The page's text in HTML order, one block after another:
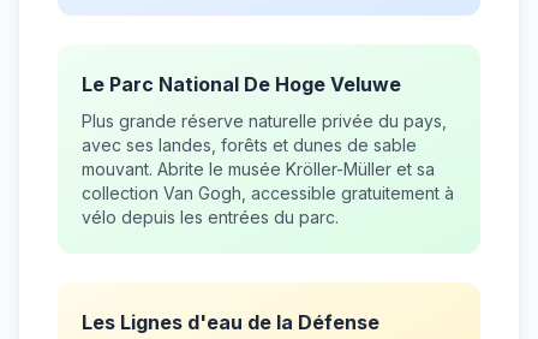
Le Parc National De Hoge Veluwe
Plus grande réserve naturelle privée du pays,
avec ses landes, forêts et dunes de sable
mouvant. Abrite le musée Kröller-Müller et sa
collection Van Gogh, accessible gratuitement à
vélo depuis les entrées du parc.
Les Lignes d'eau de la Défense